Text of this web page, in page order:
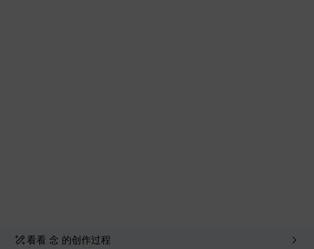
看看 念 的创作过程